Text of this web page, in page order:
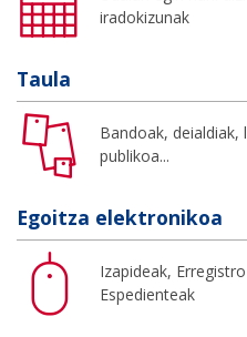
iradokizunak
Taula
Bandoak, deialdiak,
publikoa...
Egoitza elektronikoa
Izapideak,
Espedienteak